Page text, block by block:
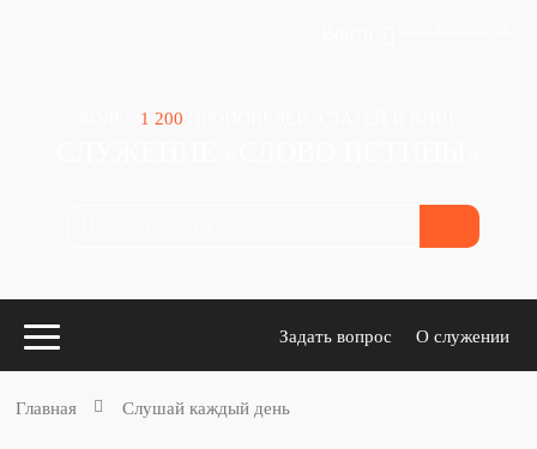
1 200
Задать вопрос О служении
Главная Слушай каждый день